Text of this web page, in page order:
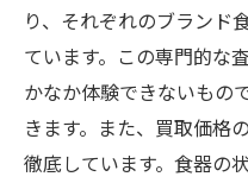
り、それぞれのブランド
ています。この専門的な
かなか体験できないもの
きます。また、買取価格
徹底しています。食器の